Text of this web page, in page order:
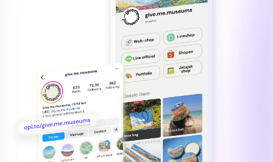
เข้าสู่ระบบ
สมัครฟรี
ไทย